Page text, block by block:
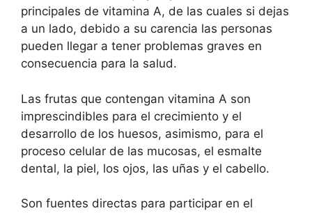
principales de vitamina A, de las cuales si dejas
a un lado, debido a su carencia las personas
pueden llegar a tener problemas graves en
consecuencia para la salud.
Las frutas que contengan vitamina A son
imprescindibles para el crecimiento y el
desarrollo de los huesos, asimismo, para el
proceso celular de las mucosas, el esmalte
dental, la piel, los ojos, las uñas y el cabello.
Son fuentes directas para participar en el